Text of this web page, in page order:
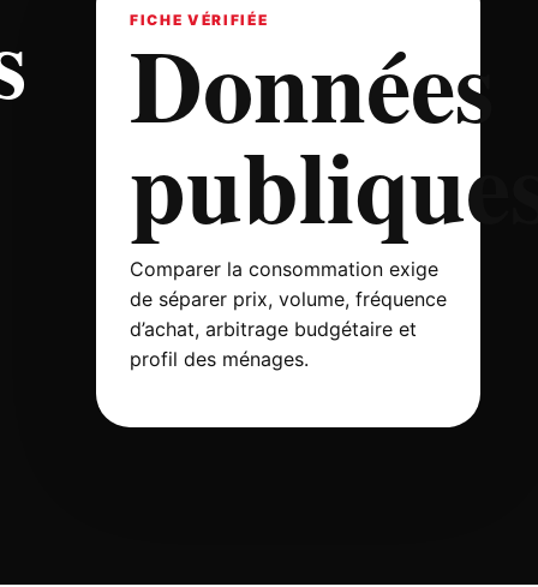
FICHE VÉRIFIÉE
Données
Comparer la consommation exige
de séparer prix, volume, fréquence
d’achat, arbitrage budgétaire et
profil des ménages.